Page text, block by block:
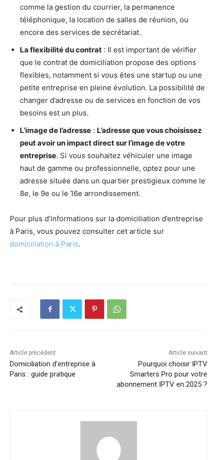
comme la gestion du courrier, la permanence
téléphonique, la location de salles de réunion, ou
encore des services de secrétariat.
La flexibilité du contrat : Il est important de vérifier
que le contrat de domiciliation propose des options
flexibles, notamment si vous êtes une startup ou une
petite entreprise en pleine évolution. La possibilité de
changer d’adresse ou de services en fonction de vos
besoins est un plus.
L’image de l’adresse : L’adresse que vous choisissez
peut avoir un impact direct sur l’image de votre
entreprise. Si vous souhaitez véhiculer une image
haut de gamme ou professionnelle, optez pour une
adresse située dans un quartier prestigieux comme le
8e, le 9e ou le 16e arrondissement.
Pour plus d’informations sur la domiciliation d’entreprise
à Paris, vous pouvez consulter cet article sur
domiciliation à Paris.
Article précédent
Domiciliation d’entreprise à
Paris : guide pratique
Article suivant
Pourquoi choisir IPTV
Smarters Pro pour votre
abonnement IPTV en 2025 ?